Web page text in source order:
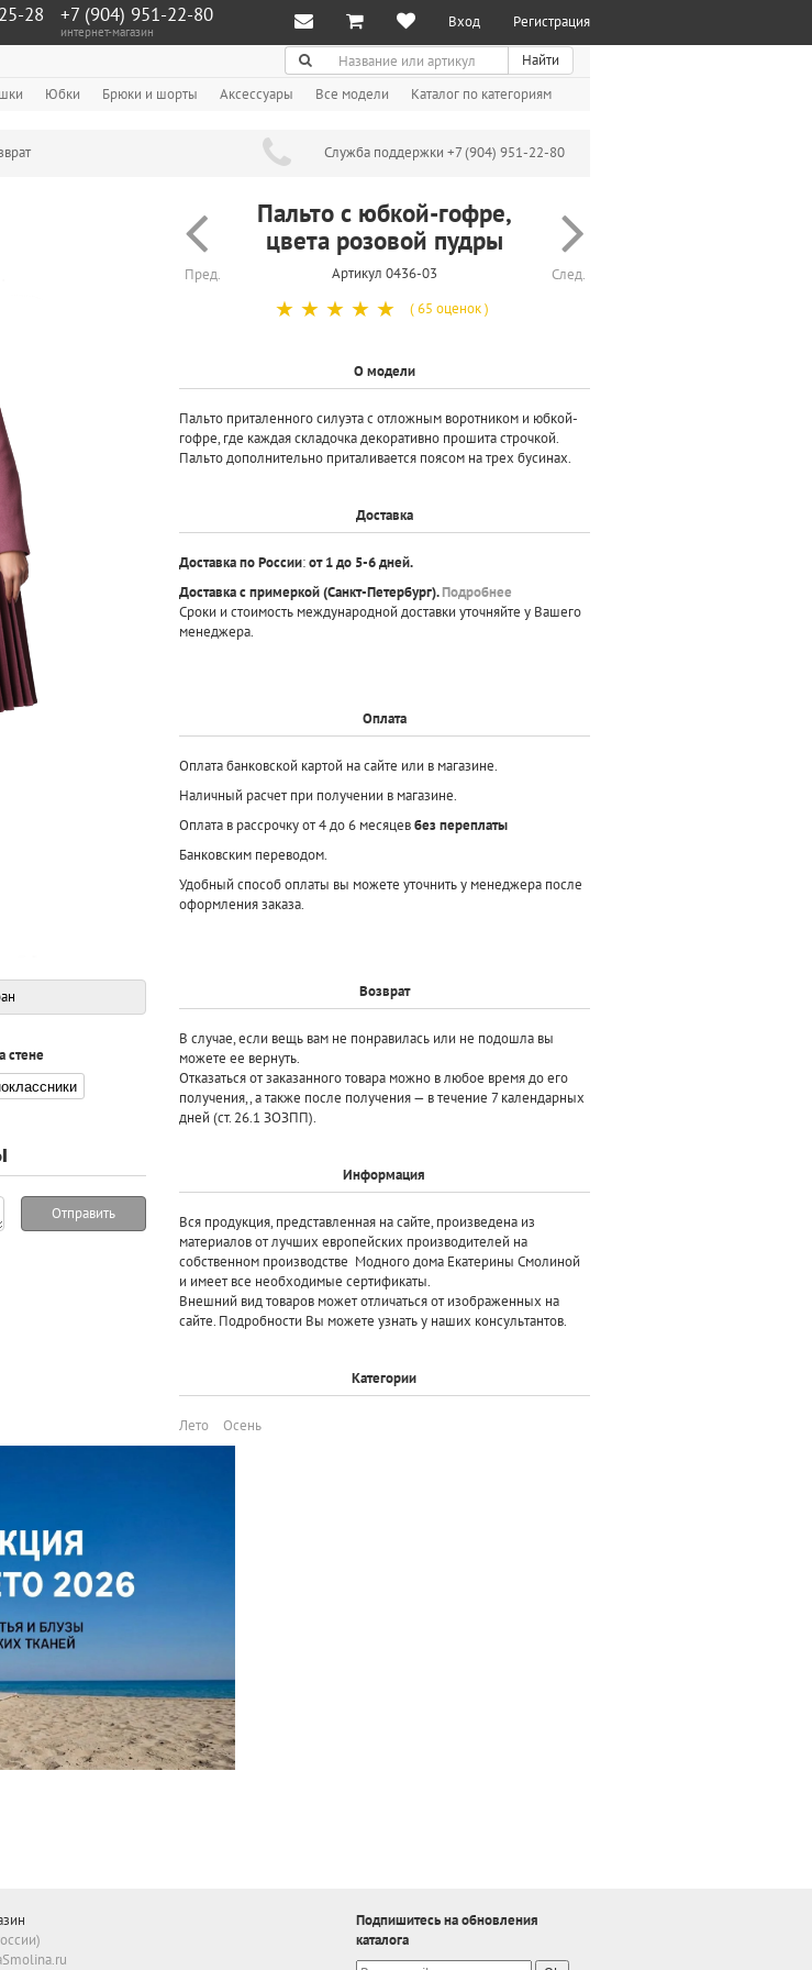
28 +7 (904) 951‑22‑80
интернет-магазин
Вход Регистрация
Поиск
Найти
Юбки Брюки и шорты Аксессуары Все модели Каталог по категориям
Служба поддержки +7 (904) 951-22-80
стене
Отправить
Пред.
Пальто с юбкой-гофре,
цвета розовой пудры
Артикул 0436-03 След.
☆
☆
☆
☆
☆ ( 65 оценок )
О модели
Пальто приталенного силуэта с отложным воротником и юбкой-
гофре, где каждая складочка декоративно прошита строчкой.
Пальто дополнительно приталивается поясом на трех бусинах.
Доставка
Доставка по России:от 1 до 5-6 дней.
Доставка с примеркой(Санкт-Петербург).Подробнее
Сроки и стоимость международной доставки уточняйте у Вашего
менеджера.
Оплата
Оплата банковской картой на сайте или в магазине.
Наличный расчет при получении в магазине.
Оплата в рассрочку от 4 до 6 месяцевбез переплаты
Банковским переводом.
Удобный способ оплаты вы можете уточнить у менеджера после
оформления заказа.
Возврат
В случае, если вещь вам не понравилась или не подошла вы
можете ее вернуть.
Отказаться от заказанного товара можно в любое время до его
получения,, а также после получения — в течение 7 календарных
дней (ст. 26.1 ЗОЗПП).
Информация
Вся продукция, представленная на сайте, произведена из
материалов от лучших европейских производителей на
собственном производстве Модного дома Екатерины Смолиной
и имеет все необходимые сертификаты.
Внешний вид товаров может отличаться от изображенных на
сайте. Подробности Вы можете узнать у наших консультантов.
Категории
Лето Осень
Подпишитесь на обновления
каталога